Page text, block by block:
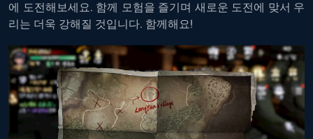
에 도전해보세요. 함께 모험을 즐기며 새로운 도전에 맞서 우
리는 더욱 강해질 것입니다. 함께해요!